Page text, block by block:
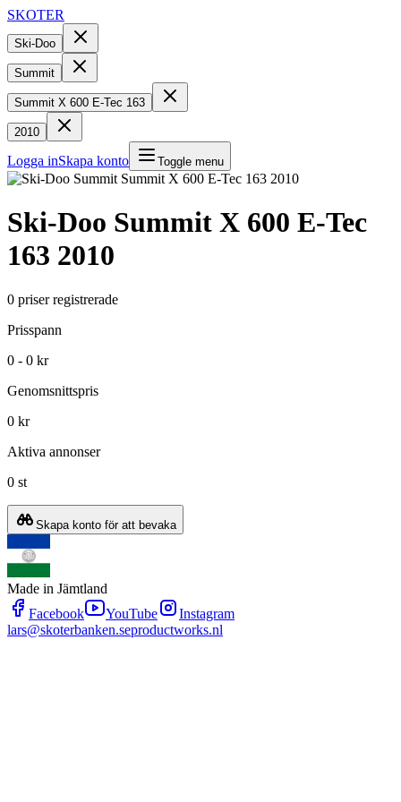
SKOTER
Ski-Doo
Summit
Summit X 600 E-Tec 163
2010
Logga inSkapa konto Toggle menu
Ski-Doo Summit X 600 E-Tec
163 2010
0 priser registrerade
Prisspann
0 - 0 kr
Genomsnittspris
0 kr
Aktiva annonser
0 st
Skapa konto för att bevaka
Made in Jämtland
Facebook
YouTube
Instagram
lars@skoterbanken.seproductworks.nl